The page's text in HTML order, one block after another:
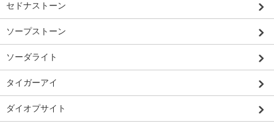
セドナストーン
ソープストーン
ソーダライト
タイガーアイ
ダイオプサイト